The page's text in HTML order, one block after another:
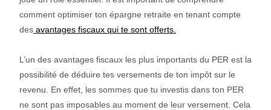
comment optimiser ton épargne retraite en tenant compte
des avantages fiscaux qui te sont offerts.
L’un des avantages fiscaux les plus importants du PER est la
possibilité de déduire tes versements de ton impôt sur le
revenu. En effet, les sommes que tu investis dans ton PER
ne sont pas imposables au moment de leur versement. Cela